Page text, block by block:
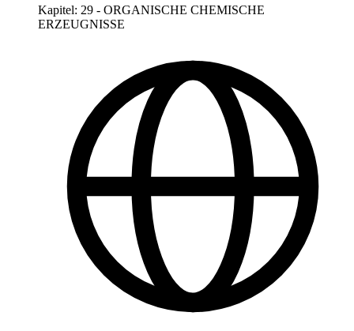
Kapitel: 29 - ORGANISCHE CHEMISCHE
ERZEUGNISSE